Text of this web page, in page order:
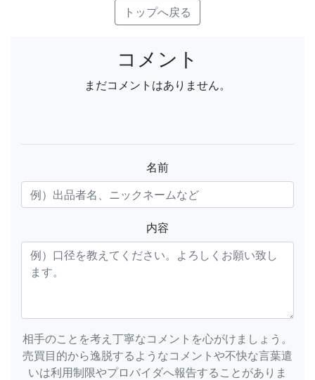
トップへ戻る
コメント
まだコメントはありません。
名前
内容
相手のことを考え丁寧なコメントを心がけましょう。
売買目的から逸脱するようなコメントや不快な言葉遣
いは利用制限やプロバイダへ報告することがありま